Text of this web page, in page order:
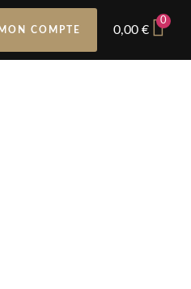
MON COMPTE 0,00 €
0